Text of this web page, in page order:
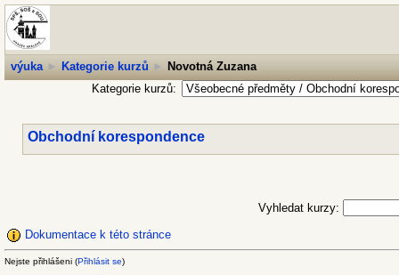
výuka ► Kategorie kurzů ►
Novotná Zuzana
Kategorie kurzů:
Obchodní korespondence
Vyhledat kurzy:
Dokumentace k této stránce
Nejste přihlášeni (Přihlásit se)